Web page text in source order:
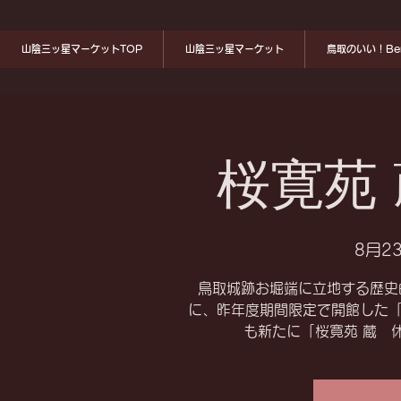
山陰三ッ星マーケットTOP 山陰三ッ星マーケット 鳥取のいい！
桜寛
8月
鳥取城跡お堀端に立地する歴
に、昨年度期間限定で開館した
も新たに「桜寛苑 蔵